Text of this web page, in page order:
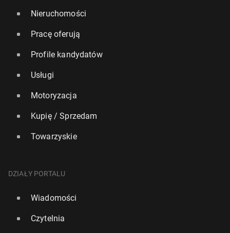
Nieruchomości
Pracę oferują
Profile kandydatów
Usługi
Motoryzacja
Kupię / Sprzedam
Towarzyskie
DZIAŁY PORTALU
Wiadomości
Czytelnia